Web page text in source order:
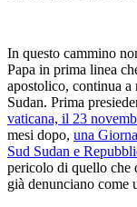
In questo cammino
Papa in prima linea
apostolico, continua a
Sudan. Prima
vaticana, il 23
mesi dopo, una
Sud Sudan e
pericolo di quello che
già denunciano come